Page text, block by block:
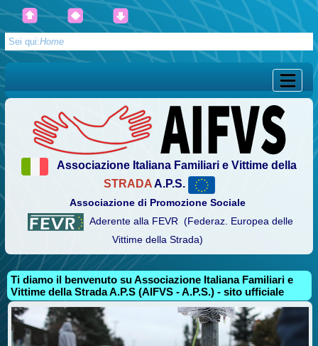
Sei qui:Home
Associazione Italiana Familiari e Vittime della
STRADAA.P.S.
Associazione di Promozione Sociale
Aderente alla FEVR (Federaz. Europea delle
Vittime della Strada)
Ti diamo il benvenuto su Associazione Italiana Familiari e
Vittime della Strada A.P.S (AIFVS - A.P.S.) - sito ufficiale